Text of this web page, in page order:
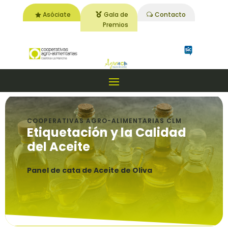
Asóciate
Gala de
Premios
Contacto
COOPERATIVAS AGRO-ALIMENTARIAS CLM
Etiquetación y la Calidad
del Aceite
Panel de cata de Aceite de Oliva